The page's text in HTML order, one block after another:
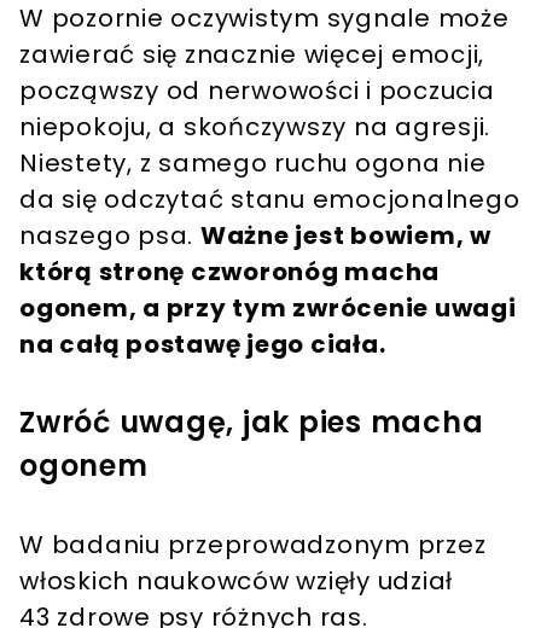
W pozornie oczywistym sygnale może
zawierać się znacznie więcej emocji,
począwszy od nerwowości i poczucia
niepokoju, a skończywszy na agresji.
Niestety, z samego ruchu ogona nie
da się odczytać stanu emocjonalnego
naszego psa. Ważne jest bowiem, w
którą stronę czworonóg macha
ogonem, a przy tym zwrócenie uwagi
na całą postawę jego ciała.
Zwróć uwagę, jak pies macha
ogonem
W badaniu przeprowadzonym przez
włoskich naukowców wzięły udział
43 zdrowe psy różnych ras.